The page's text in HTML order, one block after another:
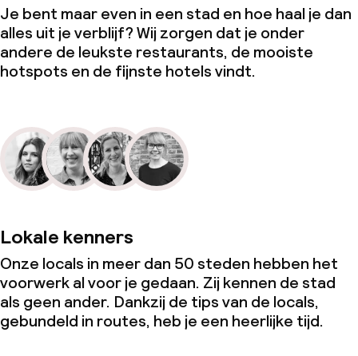
Je bent maar even in een stad en hoe haal je dan
alles uit je verblijf? Wij zorgen dat je onder
andere de leukste restaurants, de mooiste
hotspots en de fijnste hotels vindt.
Lokale kenners
Onze locals in meer dan 50 steden hebben het
voorwerk al voor je gedaan. Zij kennen de stad
als geen ander. Dankzij de tips van de locals,
gebundeld in routes, heb je een heerlijke tijd.